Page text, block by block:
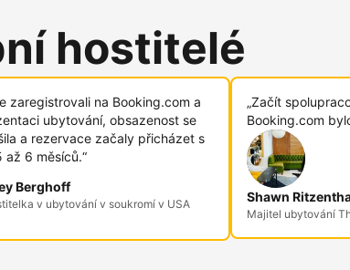
hostitelé
zaregistrovali na Booking.com a
ubytování, obsazenost se
a rezervace začaly přicházet s
až 6 měsíců.“
Berghoff
v ubytování v soukromí v USA
„Začít
Booking.com
Shawn
Majitel ubytování